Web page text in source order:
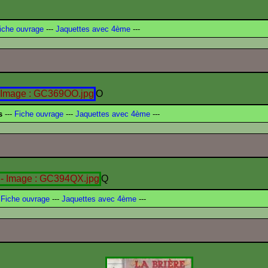
ouvrage --- Jaquettes avec 4ème ---
O
--- Fiche ouvrage --- Jaquettes avec 4ème ---
Q
Fiche ouvrage --- Jaquettes avec 4ème ---